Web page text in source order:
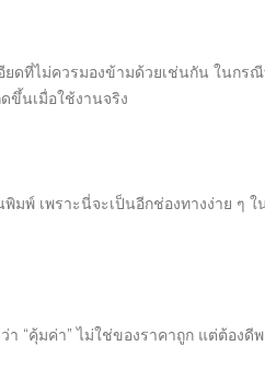
ที่ไม่ควรมองข้ามด้วยเช่นกัน ในกร
ขึ้นเมื่อใช้งานจริง
พ์ เพราะนี่จะเป็นอีกช่องทางง่าย ๆ
“คุ้มค่า” ไม่ใช่ของราคาถูก แต่ต้อ